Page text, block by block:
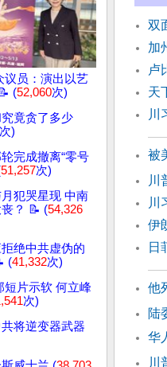
议员：演出以艺
📝 (52,060次)
竟贪了多少
次)
完成撤离“零号
51,257次)
犯哭星现 中南
？ 📝 (54,326
绝中共虚伪的
(41,332次)
短片示软 何立峰
次)
将逆变器武器
双
加
卢
天
川
被
川
川
伊
日
他
陆
华
川